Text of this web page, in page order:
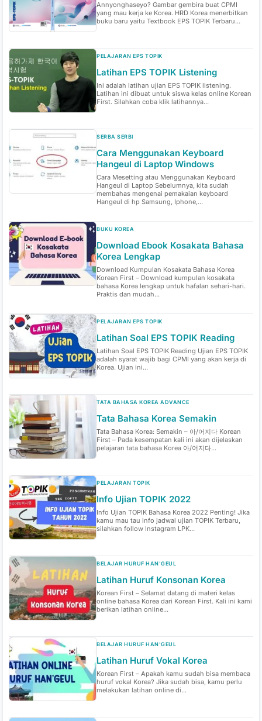
Annyonghaseyo? Gambar gembira buat CPMI
yang mau kerja ke Korea. HRD Korea menerbitkan
buku baru yaitu Textbook EPS TOPIK Terbaru...
PELAJARAN EPS TOPIK
Latihan EPS TOPIK Listening
Ini adalah latihan ujian EPS TOPIK listening.
Latihan ini dibuat untuk siswa kelas online Korean
First. Silahkan coba klik latihannya...
SERBA SERBI
Cara Menggunakan Keyboard
Hangeul di Laptop Windows
Cara Mesetting atau Menggunakan Keyboard
Hangeul di Laptop Sebelumnya, kita sudah
membahas mengenai pemakaian keyboard
Hangeul di hp Samsung, Iphone,...
BUKU KOREA
Download Ebook Kosakata Bahasa
Korea Lengkap
Download Kumpulan Kosakata Bahasa Korea
Korean First – Download kumpulan kosakata
bahasa Korea lengkap untuk hafalan sehari-hari.
Praktis dan mudah...
PELAJARAN EPS TOPIK
Latihan Soal EPS TOPIK Reading
Latihan Soal EPS TOPIK Reading Ujian EPS TOPIK
adalah syarat wajib bagi CPMI yang akan kerja di
Korea. Ujian ini...
TATA BAHASA KOREA ADVANCE
Tata Bahasa Korea Semakin
Tata Bahasa Korea: Semakin – 아/어지다 Korean
First – Pada kesempatan kali ini akan dijelaskan
pelajaran tata bahasa Korea 아/어지다...
PELAJARAN TOPIK
Info Ujian TOPIK 2022
Info Ujian TOPIK Bahasa Korea 2022 Penting! Jika
kamu mau tau info jadwal ujian TOPIK Terbaru,
silahkan follow Instagram LPK...
BELAJAR HURUF HAN'GEUL
Latihan Huruf Konsonan Korea
Korean First – Selamat datang di materi kelas
online bahasa Korea dari Korean First. Kali ini kami
berikan latihan online...
BELAJAR HURUF HAN'GEUL
Latihan Huruf Vokal Korea
Korean First – Apakah kamu sudah bisa membaca
huruf vokal Korea? Jika sudah bisa, kamu perlu
melakukan latihan online di...